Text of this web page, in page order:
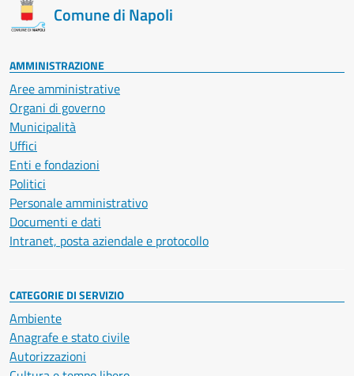
Comune di Napoli
AMMINISTRAZIONE
Aree amministrative
Organi di governo
Municipalità
Uffici
Enti e fondazioni
Politici
Personale amministrativo
Documenti e dati
Intranet, posta aziendale e protocollo
CATEGORIE DI SERVIZIO
Ambiente
Anagrafe e stato civile
Autorizzazioni